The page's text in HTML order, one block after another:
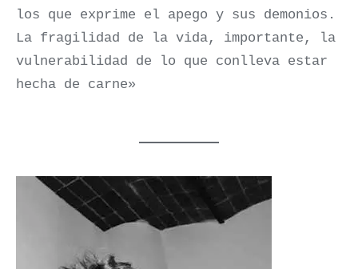
los que exprime el apego y sus demonios.
La fragilidad de la vida, importante, la
vulnerabilidad de lo que conlleva estar
hecha de carne»